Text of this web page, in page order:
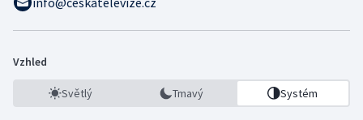
Vzhled
Světlý Tmavý Systém